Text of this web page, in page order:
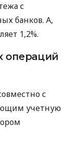
с
банков. А,
1,2%.
операций
с
учетную